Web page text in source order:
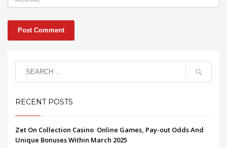
RECENT POSTS
Zet On Collection Casino ️ Online Games, Pay-out Odds And
Unique Bonuses Within March 2025